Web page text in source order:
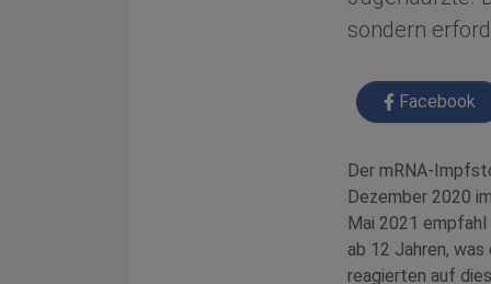
sondern
Facebook
Der mRNA-
Dezember 2020
Mai 2021
ab 12 Jahren,
reagierten auf